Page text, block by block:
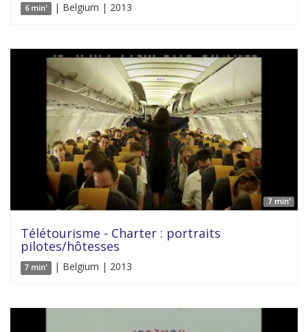
6 min' | Belgium | 2013
7 min'
Télétourisme - Charter : portraits
pilotes/hôtesses
7 min' | Belgium | 2013